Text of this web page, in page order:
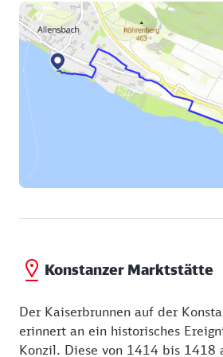
Untersee verbindet. Auf der 163
Fahrradbrücke geht es über den
1991 eine Fähre ab.
Auf der anderen Rheinseite führt
in die Konstanzer Altstadt. Hier
Gassen zum Bummeln ein. Die
Marktstätte mit dem
pulsierende Zentrum von
Konstanzer Marktstätte
Der Kaiserbrunnen auf der
erinnert an ein historisches
Konzil. Diese von 1414 bis 1418